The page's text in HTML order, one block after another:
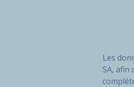
Les
SA,